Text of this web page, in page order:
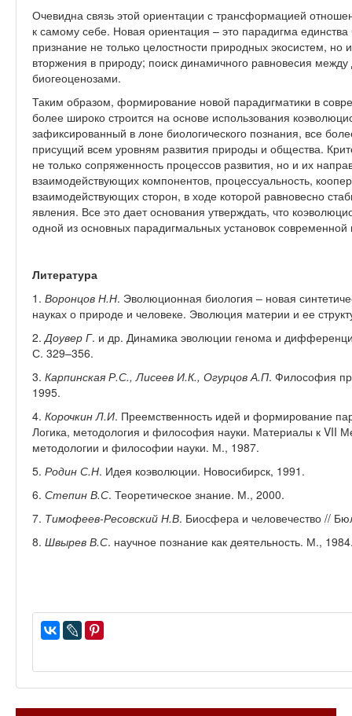
Очевидна связь этой ориентации с трансформацией
к самому себе. Новая ориентация – это парадигма
признание не только целостности природных экосистем, но
вторжения в природу; поиск динамичного равновесия
биогеоценозами.
Таким образом, формирование новой парадигматики в
более широко строится на основе использования
зафиксированный в лоне биологического познания, все
присущий всем уровням развития природы и общества.
не только сопряженность процессов развития, но и их
взаимодействующих компонентов, процессуальность,
взаимодействующих сторон, в ходе которой равновесно
явления. Все это дает основания утверждать, что
одной из основных парадигмальных установок современной
Литература
1. Воронцов Н.Н. Эволюционная биология – новая
науках о природе и человеке. Эволюция материи и ее
2.Доувер Г. и др. Динамика эволюции генома и
С. 329–356.
3. Карпинская Р.С., Лисеев И.К., Огурцов А.П. Философия
1995.
4. Корочкин Л.И. Преемственность идей и формирование
Логика, методология и философия науки. Материалы к VII
методологии и философии науки. М., 1987.
5. Родин С.Н. Идея коэволюции. Новосибирск, 1991.
6. Степин В.С. Теоретическое знание. М., 2000.
7. Тимофеев-Ресовский Н.В. Биосфера и человечество //
8. Швырев В.С. научное познание как деятельность. М.,